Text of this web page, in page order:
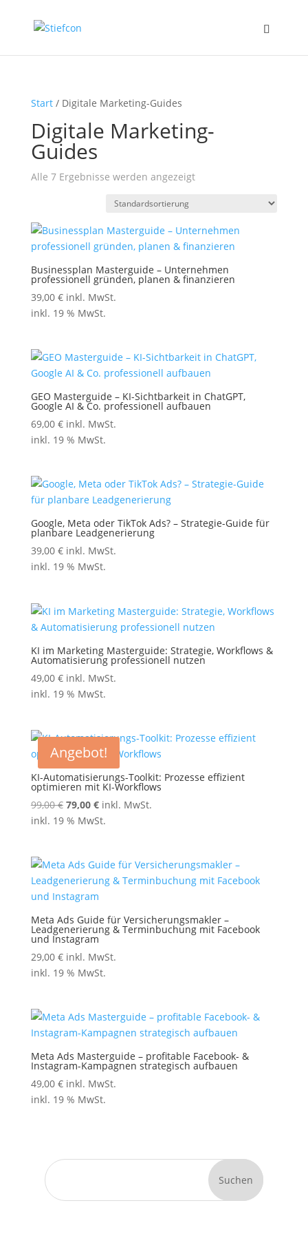
Start/ Digitale Marketing-Guides
Digitale Marketing-
Guides
Alle 7 Ergebnisse werden angezeigt
Businessplan Masterguide – Unternehmen
professionell gründen, planen & finanzieren
39,00 € inkl. MwSt.
inkl. 19 % MwSt.
GEO Masterguide – KI-Sichtbarkeit in ChatGPT,
Google AI & Co. professionell aufbauen
69,00 € inkl. MwSt.
inkl. 19 % MwSt.
Google, Meta oder TikTok Ads? – Strategie-Guide für
planbare Leadgenerierung
39,00 € inkl. MwSt.
inkl. 19 % MwSt.
KI im Marketing Masterguide: Strategie, Workflows &
Automatisierung professionell nutzen
49,00 € inkl. MwSt.
inkl. 19 % MwSt.
Angebot!
KI-Automatisierungs-Toolkit: Prozesse effizient
optimieren mit KI-Workflows
99,00€ Ursprünglicher
Preis
79,00 €Aktueller
Preis
inkl. MwSt.
inkl. 19 % MwSt.
Meta Ads Guide für Versicherungsmakler –
Leadgenerierung & Terminbuchung mit Facebook
und Instagram
29,00 € inkl. MwSt.
inkl. 19 % MwSt.
Meta Ads Masterguide – profitable Facebook- &
Instagram-Kampagnen strategisch aufbauen
49,00 € inkl. MwSt.
inkl. 19 % MwSt.
Suchen